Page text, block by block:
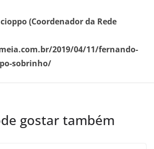
(Coordenador da Rede
2019/04/11/fernando-
sobrinho/
gostar também